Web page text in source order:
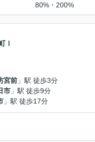
80%・200%
Ⅰ
宮前 」駅 徒歩3分
市 」駅 徒歩9分
」駅 徒歩17分